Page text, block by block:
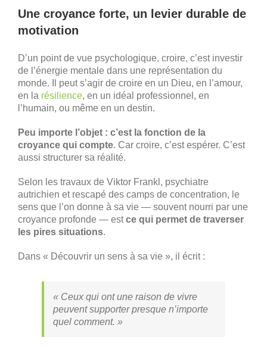
Une croyance forte, un levier durable de
motivation
D’un point de vue psychologique, croire, c’est investir
de l’énergie mentale dans une représentation du
monde. Il peut s’agir de croire en un Dieu, en l’amour,
en la résilience, en un idéal professionnel, en
l’humain, ou même en un destin.
Peu importe l’objet : c’est la fonction de la
croyance qui compte. Car croire, c’est espérer. C’est
aussi structurer sa réalité.
Selon les travaux de Viktor Frankl, psychiatre
autrichien et rescapé des camps de concentration, le
sens que l’on donne à sa vie — souvent nourri par une
croyance profonde — estce qui permet de traverser
les pires situations.
Dans « Découvrir un sens à sa vie », il écrit :
« Ceux qui ont une raison de vivre
peuvent supporter presque n’importe
quel comment. »